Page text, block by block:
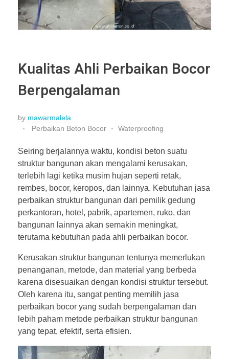
Kualitas Ahli Perbaikan Bocor
Berpengalaman
by mawarmalela
Perbaikan Beton Bocor
Waterproofing
Seiring berjalannya waktu, kondisi beton suatu
struktur bangunan akan mengalami kerusakan,
terlebih lagi ketika musim hujan seperti retak,
rembes, bocor, keropos, dan lainnya. Kebutuhan jasa
perbaikan struktur bangunan dari pemilik gedung
perkantoran, hotel, pabrik, apartemen, ruko, dan
bangunan lainnya akan semakin meningkat,
terutama kebutuhan pada ahli perbaikan bocor.
Kerusakan struktur bangunan tentunya memerlukan
penanganan, metode, dan material yang berbeda
karena disesuaikan dengan kondisi struktur tersebut.
Oleh karena itu, sangat penting memilih jasa
perbaikan bocor yang sudah berpengalaman dan
lebih paham metode perbaikan struktur bangunan
yang tepat, efektif, serta efisien.